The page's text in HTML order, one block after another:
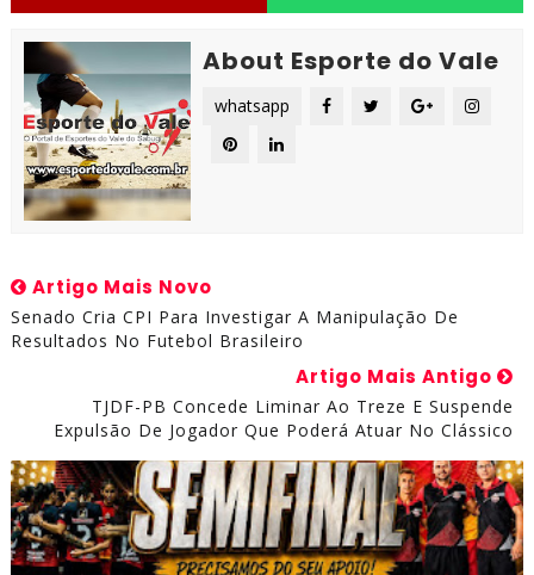
About Esporte do Vale
whatsapp
Artigo Mais Novo
Senado Cria CPI Para Investigar A Manipulação De
Resultados No Futebol Brasileiro
Artigo Mais Antigo
TJDF-PB Concede Liminar Ao Treze E Suspende
Expulsão De Jogador Que Poderá Atuar No Clássico